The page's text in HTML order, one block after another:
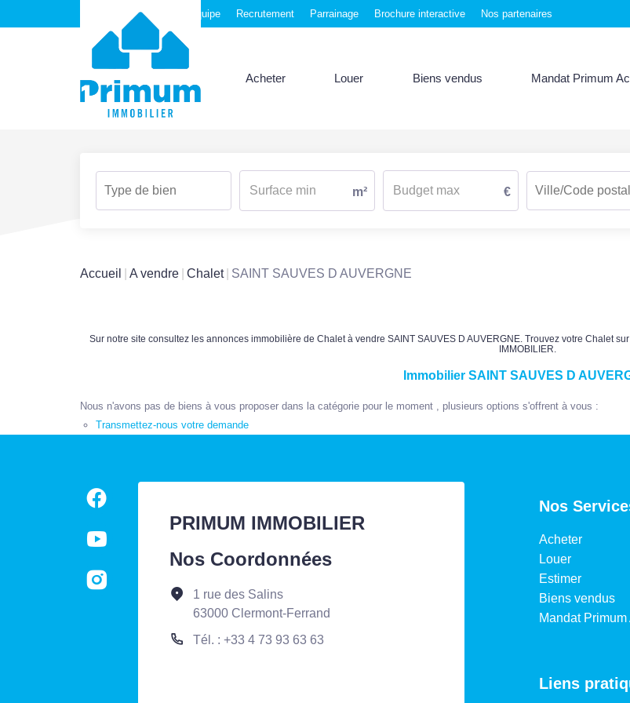
Nos agences Notre équipe Recrutement Parrainage Brochure interactive Nos partenaires
Acheter Louer Biens vendus Mandat Primum
m² €
Accueil A vendre Chalet SAINT SAUVES D AUVERGNE
Sur notre site consultez les annonces immobilière de Chalet à vendre SAINT SAUVES D AUVERGNE. Trouvez votre Chalet
IMMOBILIER.
Immobilier SAINT SAUVES D
Nous n'avons pas de biens à vous proposer dans la catégorie pour le moment , plusieurs options s'offrent à vous :
Transmettez-nous votre demande
PRIMUM IMMOBILIER
Nos Coordonnées
1 rue des Salins
63000 Clermont-Ferrand
Tél. : +33 4 73 93 63 63
Nos
Acheter
Louer
Estimer
Biens vendus
Mandat Primum
Liens